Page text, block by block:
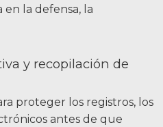
la defensa, la
y recopilación de
proteger los registros, los
antes de que